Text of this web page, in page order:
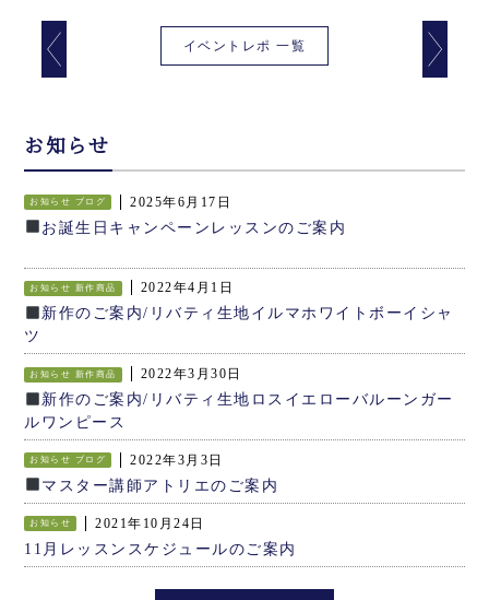
イベントレポ 一覧
お知らせ
お知らせ ブログ 2025年6月17日
お誕生日キャンペーンレッスンのご案内
お知らせ 新作商品 2022年4月1日
新作のご案内/リバティ生地イルマホワイトボーイシャ
ツ
お知らせ 新作商品 2022年3月30日
新作のご案内/リバティ生地ロスイエローバルーンガー
ルワンピース
お知らせ ブログ 2022年3月3日
マスター講師アトリエのご案内
お知らせ 2021年10月24日
11月レッスンスケジュールのご案内